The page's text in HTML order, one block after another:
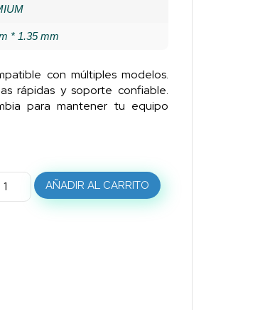
* 1.35 mm
con múltiples modelos.
rápidas y soporte confiable.
para mantener tu equipo
AÑADIR AL CARRITO